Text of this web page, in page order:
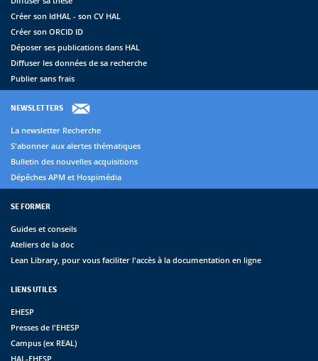
Créer son IdHAL - son CV HAL
Créer son ORCID ID
Déposer ses publications dans HAL
Diffuser les données de sa recherche
Publier sans frais
NEWSLETTERS
La newsletter Recherche
S'abonner aux alertes thématiques
Bulletin des nouvelles acquisitions
Dépêches APM et Hospimédia
SE FORMER
Guides et conseils
Ateliers de la doc
Lean Library, pour vous faciliter l'accès à la documentation en ligne
LIENS UTILES
EHESP
Presses de l'EHESP
Campus (ex REAL)
HAL-EHESP